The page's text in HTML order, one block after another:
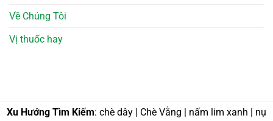
Về Chúng Tôi
Vị thuốc hay
Xu Hướng Tìm Kiếm: chè dây | Chè Vằng | nấm lim xanh | nụ